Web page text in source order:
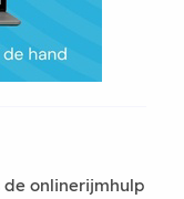
de onlinerijmhulp